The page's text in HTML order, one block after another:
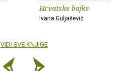
Hrvatske bajke
Ivana Guljašević
VIDI SVE KNJIGE